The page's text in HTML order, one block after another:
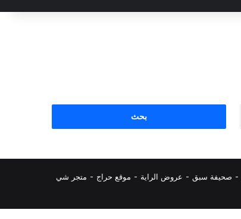
- صحيفة سبق - عروض الراية - موقع حراج - متجر شي